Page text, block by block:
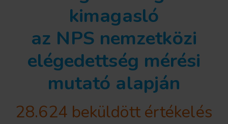
kimagasló
az NPS nemzetközi
elégedettség mérési
mutató alapján
28.624 beküldött értékelés